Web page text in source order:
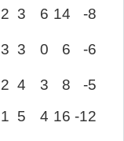
2 3 6 14 -8
3 3 0 6 -6
2 4 3 8
-5
1 5 4 16 -12